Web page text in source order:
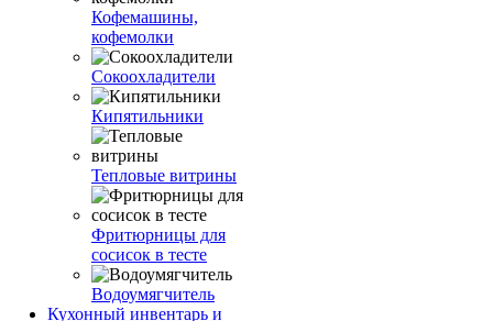
Кофемашины,
кофемолки
Сокоохладители
Кипятильники
Тепловые витрины
Фритюрницы для
сосисок в тесте
Водоумягчитель
Кухонный инвентарь и